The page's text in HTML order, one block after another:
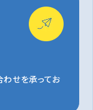
せを承ってお